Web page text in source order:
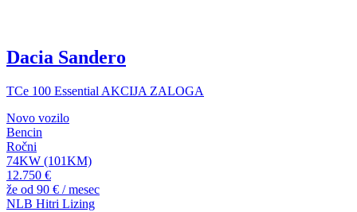
Dacia Sandero
TCe 100 Essential AKCIJA ZALOGA
Novo vozilo
Bencin
Ročni
74KW (101KM)
12.750 €
že od 90 € / mesec
NLB Hitri Lizing